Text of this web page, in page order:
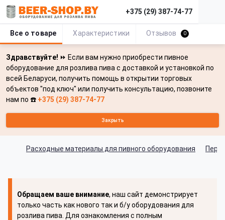
Здравствуйте! ⏩ Если вам нужно приобрести пивное
оборудование для розлива пива с доставкой и установкой по
всей Беларуси, получить помощь в открытии торговых
объектов "под ключ" или получить консультацию, позвоните
нам по ☎️ +375 (29) 387-74-77
Закрыть
+375 (29) 387-74-77
Расходные материалы для пивного оборудования
Обращаем ваше внимание, наш сайт демонстрирует
только часть как нового так и б/у оборудования для
розлива пива. Для ознакомления с полным
Все о товаре Характеристики Отзывов 0